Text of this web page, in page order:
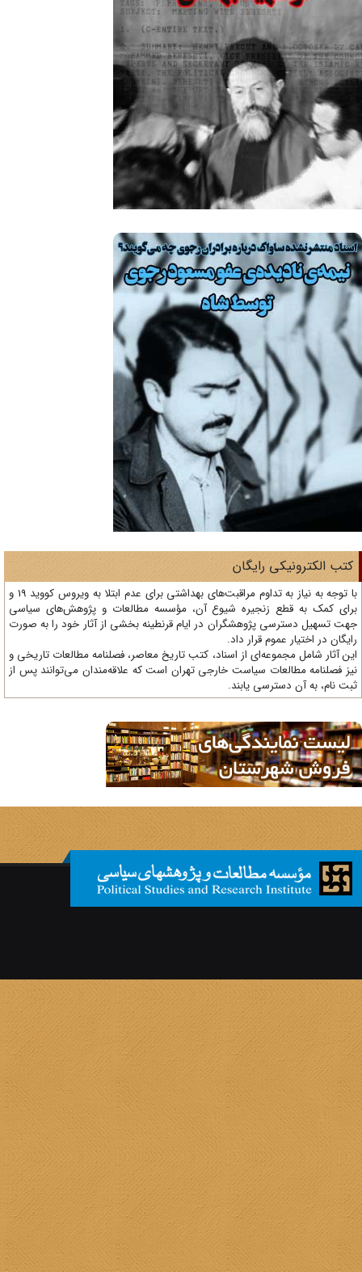
الکترونیکی رایگان
با توجه به نیاز به تداوم مراقبت‌های بهداشتی برای عدم ابتلا به ویروس کووید 19 و
کمک به قطع زنجیره شیوع آن، مؤسسه مطالعات و پژوهش‌های سیاسی
تسهیل دسترسی پژوهشگران در ایام قرنطینه بخشی از آثار خود را به صورت
در اختیار عموم قرار داد.
آثار شامل مجموعه‌ای از اسناد، کتب تاریخ معاصر، فصلنامه‌ مطالعات تاریخی و
فصلنامه مطالعات سیاست خارجی تهران است که علاقه‌مندان می‌توانند پس از
نام، به آن دسترسی یابند.